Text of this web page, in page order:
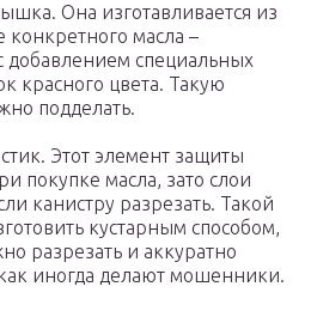
Она изготавливается из
конкретного масла –
добавлением специальных
красного цвета. Такую
подделать.
Этот элемент защиты
покупке масла, зато слои
канистру разрезать. Такой
кустарным способом,
разрезать и аккуратно
иногда делают мошенники.